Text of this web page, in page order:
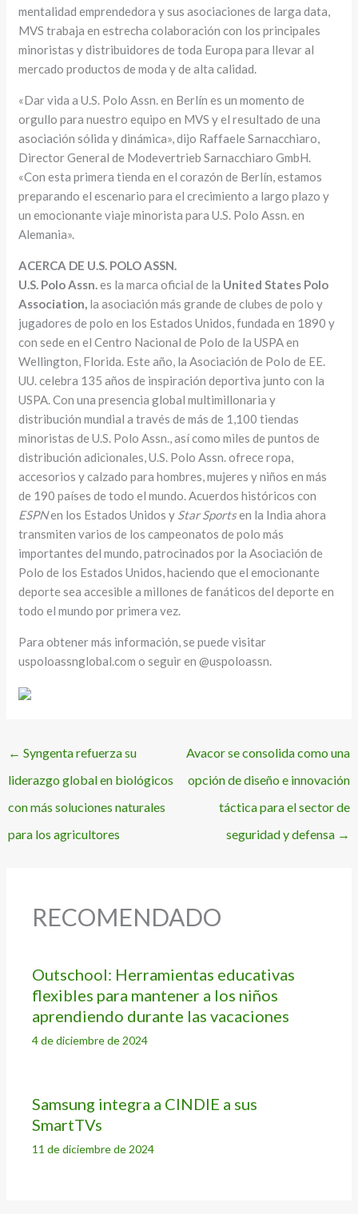
mentalidad emprendedora y sus asociaciones de larga data,
MVS trabaja en estrecha colaboración con los principales
minoristas y distribuidores de toda Europa para llevar al
mercado productos de moda y de alta calidad.
«Dar vida a U.S. Polo Assn. en Berlín es un momento de
orgullo para nuestro equipo en MVS y el resultado de una
asociación sólida y dinámica», dijo Raffaele Sarnacchiaro,
Director General de Modevertrieb Sarnacchiaro GmbH.
«Con esta primera tienda en el corazón de Berlín, estamos
preparando el escenario para el crecimiento a largo plazo y
un emocionante viaje minorista para U.S. Polo Assn. en
Alemania».
ACERCA DE U.S. POLO ASSN.
U.S. Polo Assn.es la marca oficial de la United States Polo
Association, la asociación más grande de clubes de polo y
jugadores de polo en los Estados Unidos, fundada en 1890 y
con sede en el Centro Nacional de Polo de la USPA en
Wellington, Florida. Este año, la Asociación de Polo de EE.
UU. celebra 135 años de inspiración deportiva junto con la
USPA. Con una presencia global multimillonaria y
distribución mundial a través de más de 1,100 tiendas
minoristas de U.S. Polo Assn., así como miles de puntos de
distribución adicionales, U.S. Polo Assn. ofrece ropa,
accesorios y calzado para hombres, mujeres y niños en más
de 190 países de todo el mundo. Acuerdos históricos con
ESPNen los Estados Unidos y Star Sportsen la India ahora
transmiten varios de los campeonatos de polo más
importantes del mundo, patrocinados por la Asociación de
Polo de los Estados Unidos, haciendo que el emocionante
deporte sea accesible a millones de fanáticos del deporte en
todo el mundo por primera vez.
Para obtener más información, se puede visitar
uspoloassnglobal.com o seguir en @uspoloassn.
← Syngenta refuerza su
liderazgo global en biológicos
con más soluciones naturales
para los agricultores
Avacor se consolida como una
opción de diseño e innovación
táctica para el sector de
seguridad y defensa →
RECOMENDADO
Outschool: Herramientas educativas
flexibles para mantener a los niños
aprendiendo durante las vacaciones
4 de diciembre de 2024
Samsung integra a CINDIE a sus
SmartTVs
11 de diciembre de 2024